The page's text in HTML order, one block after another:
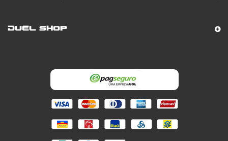
Duel Shop